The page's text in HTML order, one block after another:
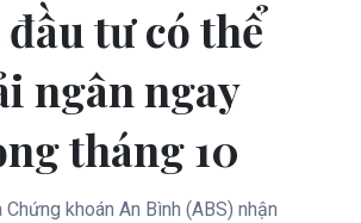
tư có thể
ngân ngay
tháng 10
Chứng khoán An Bình (ABS) nhận